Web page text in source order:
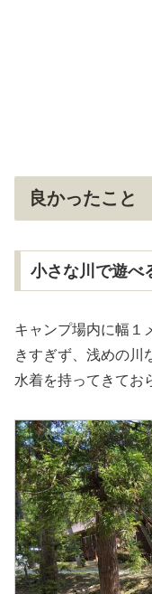
良かったこと
小さな川で遊べ
キャンプ場内に幅１
きすぎず、浅めの川
水着を持ってきてお